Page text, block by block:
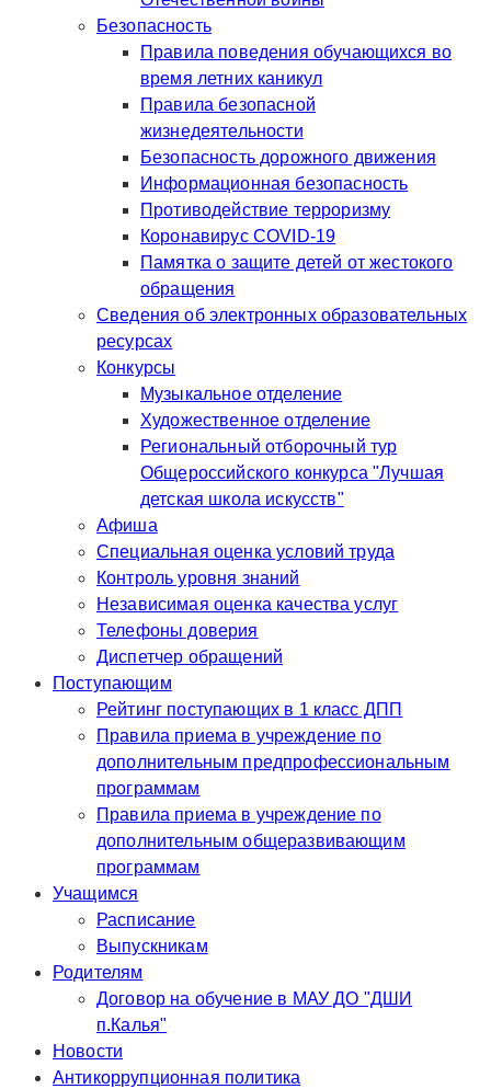
Безопасность
Правила поведения обучающихся во
время летних каникул
Правила безопасной
жизнедеятельности
Безопасность дорожного движения
Информационная безопасность
Противодействие терроризму
Коронавирус COVID-19
Памятка о защите детей от жестокого
обращения
Сведения об электронных образовательных
ресурсах
Конкурсы
Музыкальное отделение
Художественное отделение
Региональный отборочный тур
Общероссийского конкурса "Лучшая
детская школа искусств"
Афиша
Специальная оценка условий труда
Контроль уровня знаний
Независимая оценка качества услуг
Телефоны доверия
Диспетчер обращений
Поступающим
Рейтинг поступающих в 1 класс ДПП
Правила приема в учреждение по
дополнительным предпрофессиональным
программам
Правила приема в учреждение по
дополнительным общеразвивающим
программам
Учащимся
Расписание
Выпускникам
Родителям
Договор на обучение в МАУ ДО "ДШИ
п.Калья"
Новости
Антикоррупционная политика